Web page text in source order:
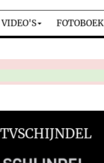
VIDEO'S FOTOBOEK